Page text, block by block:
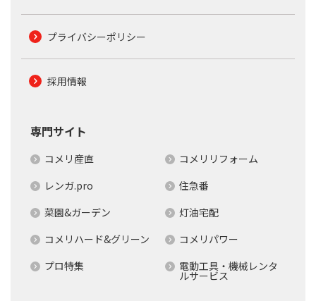
プライバシーポリシー
採用情報
専門サイト
コメリ産直
コメリリフォーム
レンガ.pro
住急番
菜園&ガーデン
灯油宅配
コメリハード&グリーン
コメリパワー
プロ特集
電動工具・機械レンタ
ルサービス